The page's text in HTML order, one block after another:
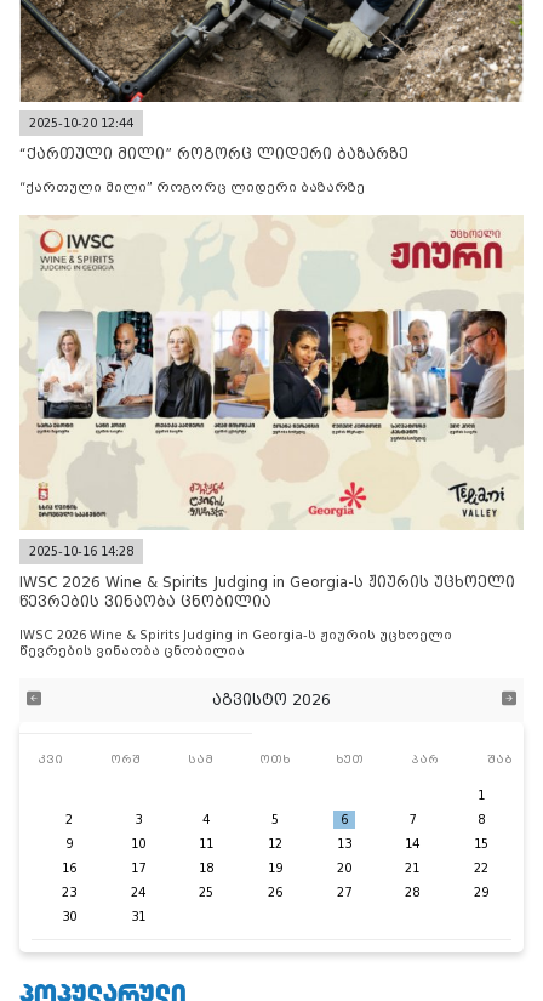
2025-10-20 12:44
“ქართული მილი” როგორც ლიდერი ბაზარზე
“ქართული მილი” როგორც ლიდერი ბაზარზე
2025-10-16 14:28
IWSC 2026 Wine & Spirits Judging in Georgia-ს ჟიურის უცხოელი
წევრების ვინაობა ცნობილია
IWSC 2026 Wine & Spirits Judging in Georgia-ს ჟიურის უცხოელი
წევრების ვინაობა ცნობილია
აგვისტო 2026
კვი ორშ სამ ოთხ ხუთ პარ შაბ
1
2
3 4 5 6 7
8
9
10 11 12 13 14
15
16
17 18 19 20 21
22
23
24 25 26 27 28
29
30
31
ᲞᲝᲞᲣᲚᲐᲠᲣᲚᲘ